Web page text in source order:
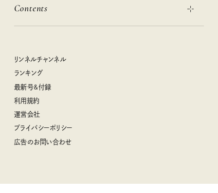
絶品、お餅レシピ大集合！
クラフトビール案内
女子旅おすすめスポット 暮らすように心地いいリンネル旅ガイ
リンネル 暮らしの道具大賞
ナチュラルメイクレッスン
喜ばれる贈り物手帖
ぐれいさん
中沢元紀の板前さん入門
空想喫茶トラノコクさんのあの店この店、喫茶訪問日記
圷みほさんのゆるっと週末キャンプ通信
豆柴・まもるくんの旅日記
柳沢小実さんのお散歩するようなゆるり旅
valoさんのかわいいもの探し
Contents
リンネル暮らし部
リンネルチャンネル
おぱんつ君のわくわく楽しい一週間占い
毎日が心地よくなるリンネルタロット
リンネルチャンネル
ランキング
最新号&付録
利用規約
運営会社
プライバシーポリシー
広告のお問い合わせ